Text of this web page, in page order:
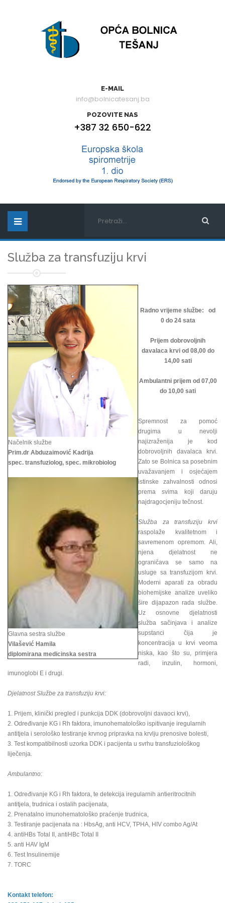
E-MAIL
info@bolnicatesanj.ba
POZOVITE NAS
+387 32 650-622
Služba za transfuziju krvi
Načelnik službe
Prim.dr Abduzaimović Kadrija
spec. transfuziolog, spec. mikrobiolog
Glavna sestra službe
Vilašević Hamila
diplomirana medicinska sestra
Radno vrijeme službe: od
0 do 24 sata
Prijem dobrovoljnih
davalaca krvi od 08,00 do
14,00 sati
Ambulantni prijem od 07,00
do 10,00 sati
Spremnost za pomoć
drugima u nevolji
najizraženija je kod
dobrovoljnih davalaca krvi.
Zato se Bolnica sa posebnim
uvažavanjem i osjećajem
istinske zahvalnosti odnosi
prema svima koji daruju
najdragocjeniju tečnost.
Služba za transfuziju krvi
raspolaže kvalitetnom i
savremenom opremom. Ali,
njena djelatnost ne
ograničava se samo na
usluge sa transfuzijom krvi.
Moderni aparati za obradu
biohemijske analize uveliko
šire dijapazon rada službe.
Uz osnovne djelatnosti
služba sačinjava i analize
supstanci čija je
koncentracija u krvi veoma
niska, kao što su, primjera
radi, inzulin, hormoni,
imunoglobi E i drugi.
Djelatnost Službe za transfuziju krvi:
1. Prijem, klinički pregled i punkcija DDK (dobrovoljni davaoci krvi),
2. Određivanje KG i Rh faktora, imunohematološko ispitivanje iregularnih
antitjela i serološko testiranje krvnog pripravka na krvlju prenosive bolesti,
3. Test kompatibilnosti uzorka DDK i pacijenta u svrhu transfuziološkog
liječenja.
Ambulantno:
1. Određivanje KG i Rh faktora, te detekcija iregularnih antieritrocitnih
antitjela, trudnica i ostalih pacijenata,
2. Prenatalno imunohematološko praćenje trudnica,
3. Testiranje pacijenata na : HbsAg, anti HCV, TPHA, HIV combo Ag/At
4. antiHBs Total II, antiHBc Total II
5. anti HAV IgM
6. Test Insulinemije
7. TORC
Kontakt telefon: